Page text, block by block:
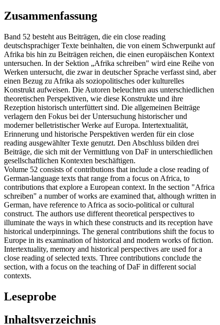
Zusammenfassung
Band 52 besteht aus Beiträgen, die ein close reading
deutschsprachiger Texte beinhalten, die von einem Schwerpunkt auf
Afrika bis hin zu Beiträgen reichen, die einen europäischen Kontext
untersuchen. In der Sektion „Afrika schreiben" wird eine Reihe von
Werken untersucht, die zwar in deutscher Sprache verfasst sind, aber
einen Bezug zu Afrika als soziopolitisches oder kulturelles
Konstrukt aufweisen. Die Autoren beleuchten aus unterschiedlichen
theoretischen Perspektiven, wie diese Konstrukte und ihre
Rezeption historisch unterfüttert sind. Die allgemeinen Beiträge
verlagern den Fokus bei der Untersuchung historischer und
moderner belletristischer Werke auf Europa. Intertextualität,
Erinnerung und historische Perspektiven werden für ein close
reading ausgewählter Texte genutzt. Den Abschluss bilden drei
Beiträge, die sich mit der Vermittlung von DaF in unterschiedlichen
gesellschaftlichen Kontexten beschäftigen.
Volume 52 consists of contributions that include a close reading of
German-language texts that range from a focus on Africa, to
contributions that explore a European context. In the section "Africa
schreiben" a number of works are examined that, although written in
German, have reference to Africa as socio-political or cultural
construct. The authors use different theoretical perspectives to
illuminate the ways in which these constructs and its reception have
historical underpinnings. The general contributions shift the focus to
Europe in its examination of historical and modern works of fiction.
Intertextuality, memory and historical perspectives are used for a
close reading of selected texts. Three contributions conclude the
section, with a focus on the teaching of DaF in different social
contexts.
Leseprobe
Inhaltsverzeichnis